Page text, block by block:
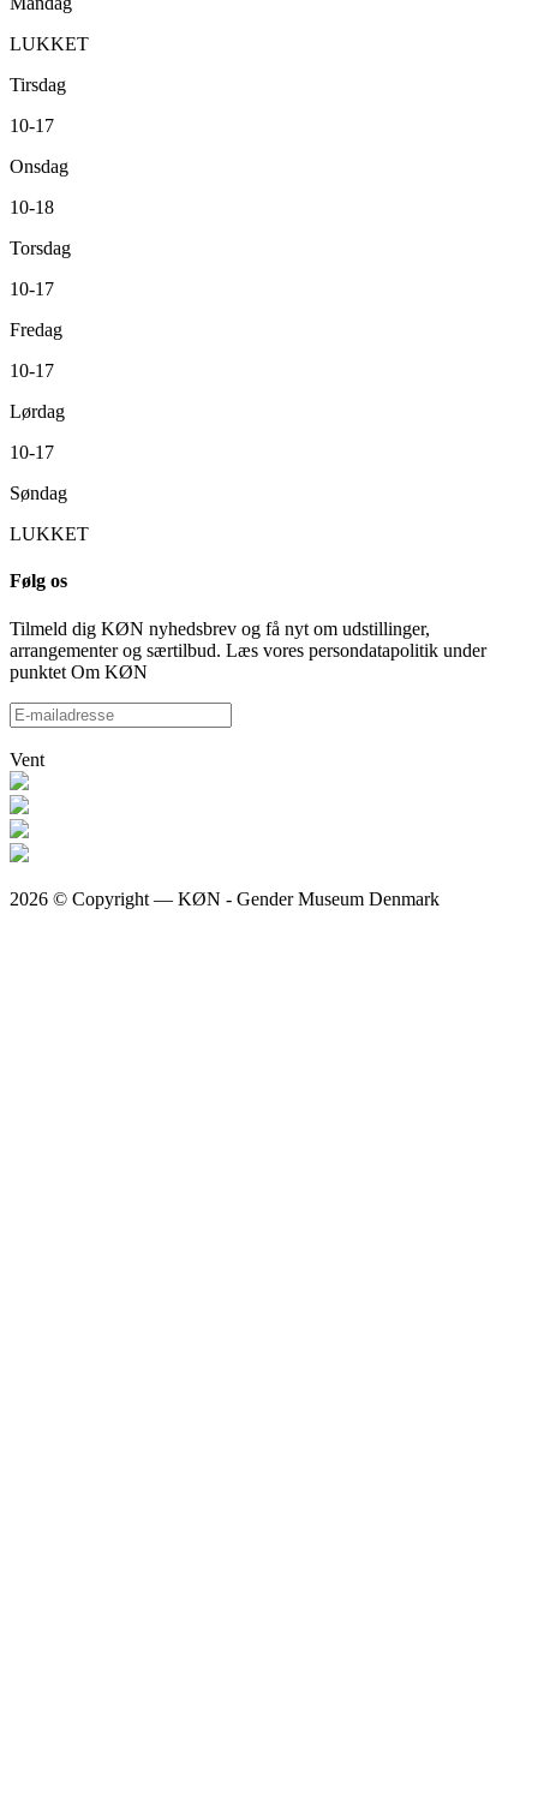
LUKKET
Tirsdag
10-17
Onsdag
10-18
Torsdag
10-17
Fredag
10-17
Lørdag
10-17
Søndag
LUKKET
Følg os
Tilmeld dig KØN nyhedsbrev og få nyt om udstillinger,
arrangementer og særtilbud. Læs vores persondatapolitik under
punktet Om KØN
Vent
2026 © Copyright — KØN - Gender Museum Denmark